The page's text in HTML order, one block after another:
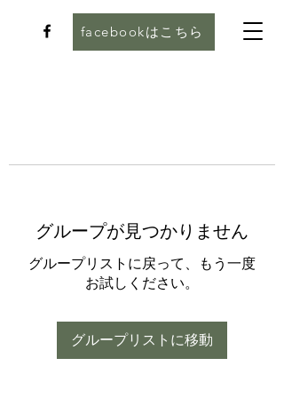
facebookはこちら
グループが見つかりません
グループリストに戻って、もう一度
お試しください。
グループリストに移動